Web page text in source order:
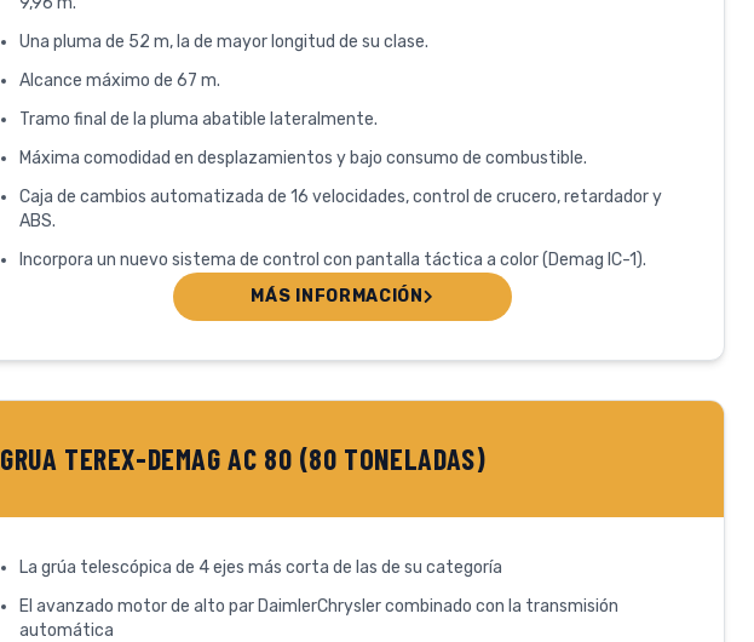
Una pluma de 52 m, la de mayor longitud de su clase.
Alcance máximo de 67 m.
Tramo final de la pluma abatible lateralmente.
Máxima comodidad en desplazamientos y bajo consumo de combustible.
Caja de cambios automatizada de 16 velocidades, control de crucero, retardador y
ABS.
Incorpora un nuevo sistema de control con pantalla táctica a color (Demag IC-1).
MÁS INFORMACIÓN
GRUA TEREX-DEMAG AC 80 (80 TONELADAS)
La grúa telescópica de 4 ejes más corta de las de su categoría
El avanzado motor de alto par DaimlerChrysler combinado con la transmisión
automática